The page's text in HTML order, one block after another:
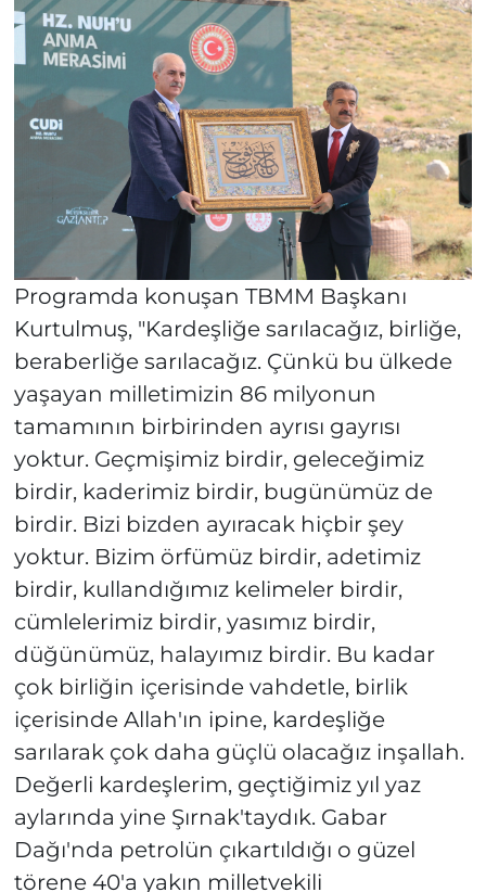
Programda konuşan TBMM Başkanı
Kurtulmuş, "Kardeşliğe sarılacağız, birliğe,
beraberliğe sarılacağız. Çünkü bu ülkede
yaşayan milletimizin 86 milyonun
tamamının birbirinden ayrısı gayrısı
yoktur. Geçmişimiz birdir, geleceğimiz
birdir, kaderimiz birdir, bugünümüz de
birdir. Bizi bizden ayıracak hiçbir şey
yoktur. Bizim örfümüz birdir, adetimiz
birdir, kullandığımız kelimeler birdir,
cümlelerimiz birdir, yasımız birdir,
düğünümüz, halayımız birdir. Bu kadar
çok birliğin içerisinde vahdetle, birlik
içerisinde Allah'ın ipine, kardeşliğe
sarılarak çok daha güçlü olacağız inşallah.
Değerli kardeşlerim, geçtiğimiz yıl yaz
aylarında yine Şırnak'taydık. Gabar
Dağı'nda petrolün çıkartıldığı o güzel
törene 40'a yakın milletvekili